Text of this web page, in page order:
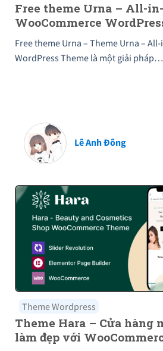
Free theme Urna – All-
WooCommerce
Free theme Urna – Theme Urna –
WordPress Theme là một giải pháp…
Lê Anh Đông
Theme Wordpress
Theme Hara – Cửa hàng
làm đẹp với